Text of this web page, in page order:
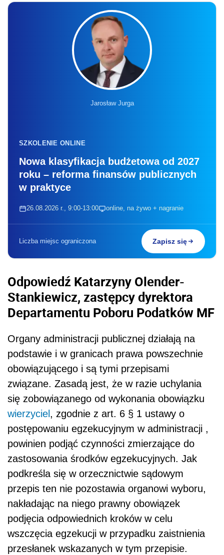
Jarosław Jurga
SZKOLENIE ONLINE
Nowa klasyfikacja budżetowa od 2027
roku – reforma finansów publicznych
w praktyce
26.08.2026 r., 9:00-13:00 online, na żywo + nagranie
Liczba miejsc ograniczona Zapisz się
Odpowiedź Katarzyny Olender-
Stankiewicz, zastępcy dyrektora
Departamentu Poboru Podatków MF
Organy administracji publicznej działają na
podstawie i w granicach prawa powszechnie
obowiązującego i są tymi przepisami
związane. Zasadą jest, że w razie uchylania
się zobowiązanego od wykonania obowiązku
wierzyciel , zgodnie z art. 6 § 1 ustawy o
postępowaniu egzekucyjnym w administracji ,
powinien podjąć czynności zmierzające do
zastosowania środków egzekucyjnych. Jak
podkreśla się w orzecznictwie sądowym
przepis ten nie pozostawia organowi wyboru,
nakładając na niego prawny obowiązek
podjęcia odpowiednich kroków w celu
wszczęcia egzekucji w przypadku zaistnienia
przesłanek wskazanych w tym przepisie.